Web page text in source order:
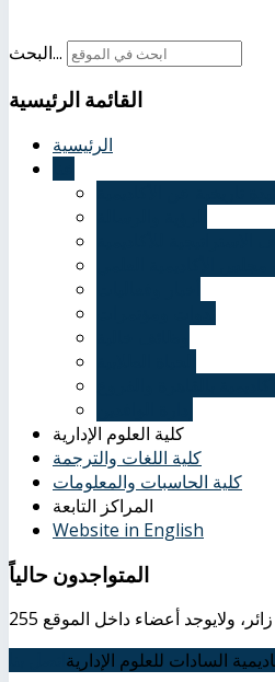
البحث...
القائمة الرئيسية
الرئيسية
كلية العلوم الإدارية
كلية اللغات والترجمة
كلية الحاسبات والمعلومات
المراكز التابعة
Website in English
المتواجدون حالياً
255 زائر، ولايوجد أعضاء داخل الموقع
السادات للعلوم الإدارية